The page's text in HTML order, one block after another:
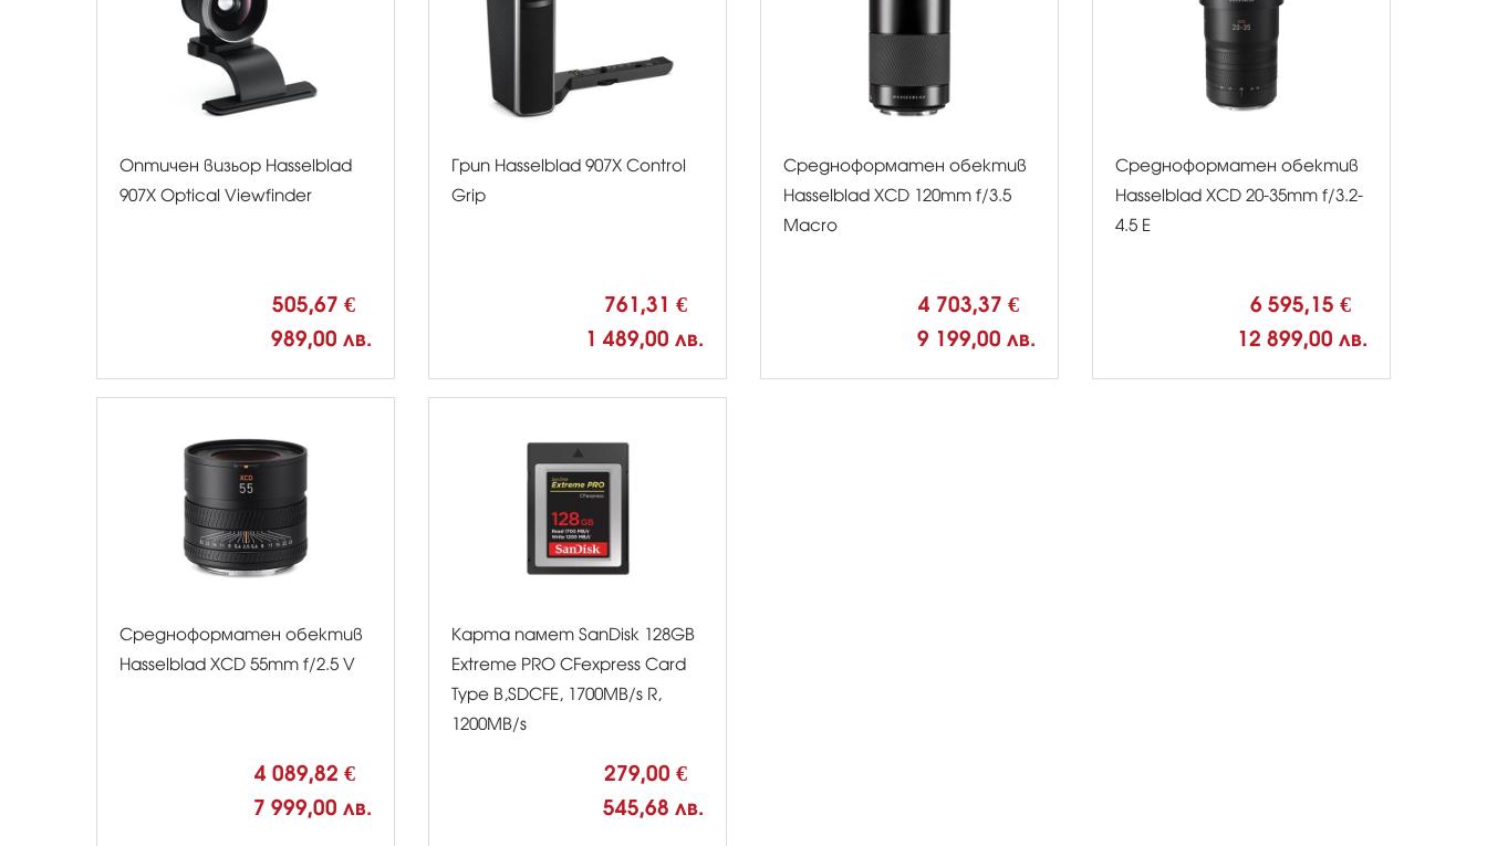
Оптичен визьор Hasselblad
907X Optical Viewfinder
505,67 €
989,00 лв.
Грип Hasselblad 907X Control
Grip
761,31 €
1 489,00 лв.
Средноформатен обектив
Hasselblad XCD 120mm f/3.5
Macro
4 703,37 €
9 199,00 лв.
Средноформатен обектив
Hasselblad XCD 20-35mm f/3.2-
4.5 E
6 595,15 €
12 899,00 лв.
Средноформатен обектив
Hasselblad XCD 55mm f/2.5 V
4 089,82 €
7 999,00 лв.
Карта памет SanDisk 128GB
Extreme PRO CFexpress Card
Type B,SDCFE, 1700MB/s R,
1200MB/s
279,00 €
545,68 лв.